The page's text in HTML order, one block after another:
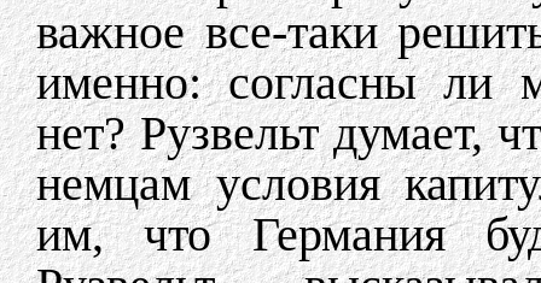
важное все-таки
именно: согласны ли
нет? Рузвельт думает,
немцам условия
им, что Германия